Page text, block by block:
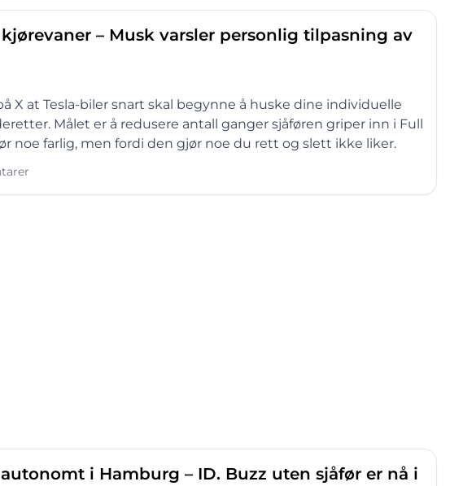
– Musk varsler personlig tilpasning av
X at Tesla-biler snart skal begynne å huske dine individuelle
Målet er å redusere antall ganger sjåføren griper inn i Full
noe farlig, men fordi den gjør noe du rett og slett ikke liker.
i Hamburg – ID. Buzz uten sjåfør er nå i